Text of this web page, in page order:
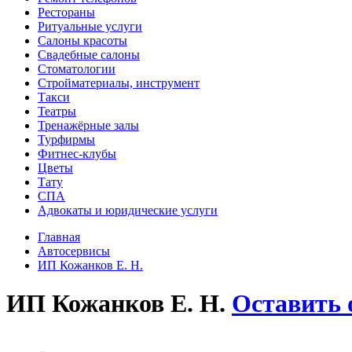
Рестораны
Ритуальные услуги
Салоны красоты
Свадебные салоны
Стоматологии
Стройматериалы, инструмент
Такси
Театры
Тренажёрные залы
Турфирмы
Фитнес-клубы
Цветы
Тату
СПА
Адвокаты и юридические услуги
Главная
Автосервисы
ИП Кожанков Е. Н.
ИП Кожанков Е. Н. Оставить